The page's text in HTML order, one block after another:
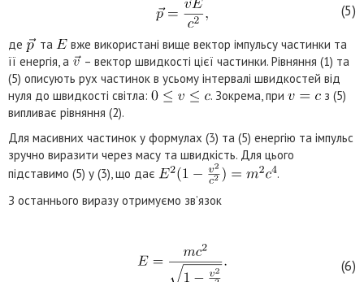
(5)
де та
вже використані вище вектор імпульсу частинки та
її енергія, а
– вектор швидкості цієї частинки. Рівняння (1) та
(5) описують рух частинок в усьому інтервалі швидкостей від
нуля до швидкості світла:
. Зокрема, при
з (5)
випливає рівняння (2).
Для масивних частинок у формулах (3) та (5) енергію та імпульс
зручно виразити через масу та швидкість. Для цього
підставимо (5) у (3), що дає
.
З останнього виразу отримуємо зв’язок
(6)